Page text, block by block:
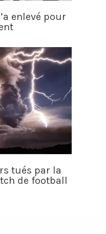
enlevé pour
tués par la
de football